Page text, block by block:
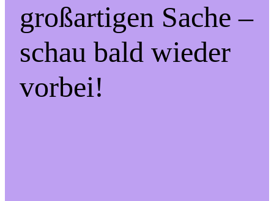
großartigen Sache –
schau bald wieder
vorbei!